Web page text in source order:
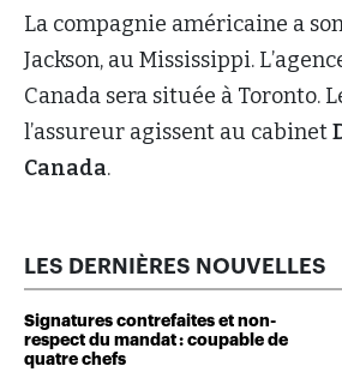
La compagnie américaine a
Jackson, au Mississippi.
Canada sera située à Toronto.
l’assureur agissent au cabinet
Canada.
LES DERNIÈRES NOUVELLES
Signatures contrefaites et non-
respect du mandat : coupable de
quatre chefs